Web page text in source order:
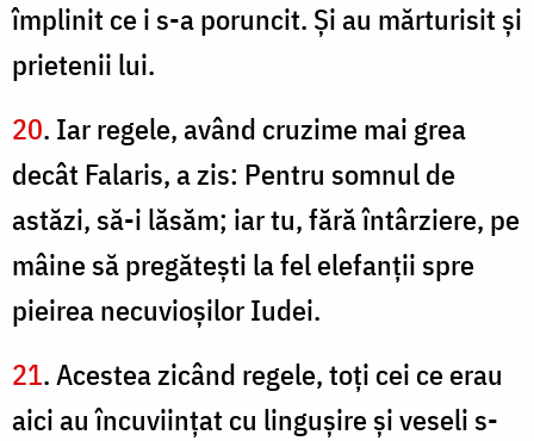
împlinit ce i s-a poruncit. Şi au mărturisit şi
prietenii lui.
20. Iar regele, având cruzime mai grea
decât Falaris, a zis: Pentru somnul de
astăzi, să-i lăsăm; iar tu, fără întârziere, pe
mâine să pregăteşti la fel elefanţii spre
pieirea necuvioşilor Iudei.
21. Acestea zicând regele, toţi cei ce erau
aici au încuviinţat cu linguşire şi veseli s-